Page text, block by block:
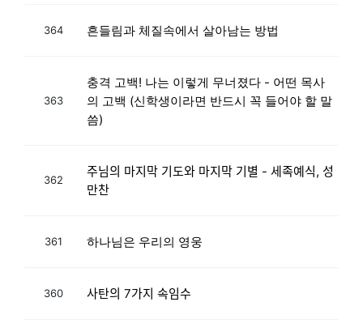
364 흔들림과 체질속에서 살아남는 방법
363
충격 고백! 나는 이렇게 무너졌다 - 어떤 목사
의 고백 (신학생이라면 반드시 꼭 들어야 할 말
씀)
362
주님의 마지막 기도와 마지막 기별 - 세족예식, 성
만찬
361 하나님은 우리의 영웅
360 사탄의 7가지 속임수